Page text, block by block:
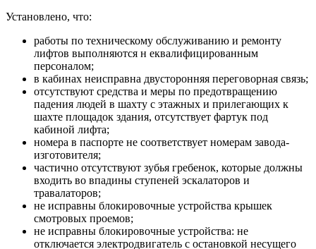
Установлено, что:
работы по техническому обслуживанию и ремонту
лифтов выполняются н еквалифицированным
персоналом;
в кабинах неисправна двусторонняя переговорная связь;
отсутствуют средства и меры по предотвращению
падения людей в шахту с этажных и прилегающих к
шахте площадок здания, отсутствует фартук под
кабиной лифта;
номера в паспорте не соответствует номерам завода-
изготовителя;
частично отсутствуют зубья гребенок, которые должны
входить во впадины ступеней эскалаторов и
травалаторов;
не исправны блокировочные устройства крышек
смотровых проемов;
не исправны блокировочные устройства: не
отключается электродвигатель с остановкой несущего